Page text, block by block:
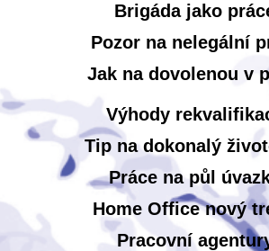
Brigáda jako
Pozor na nelegální
Jak na dovolenou v
Výhody
Tip na dokonalý
Práce na půl
Home Office nový
Pracovní